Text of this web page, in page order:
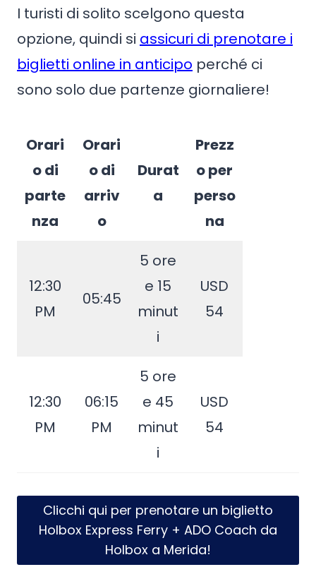
I turisti di solito scelgono questa
opzione, quindi si assicuri di prenotare i
biglietti online in anticipo perché ci
sono solo due partenze giornaliere!
Orari
o di
parte
nza
Orari
o di
arriv
o
Durat
a
Prezz
o per
perso
na
12:30
PM
05:45
5 ore
e 15
minut
i
USD
54
12:30
PM
06:15
PM
5 ore
e 45
minut
i
USD
54
Clicchi qui per prenotare un biglietto
Holbox Express Ferry + ADO Coach da
Holbox a Merida!